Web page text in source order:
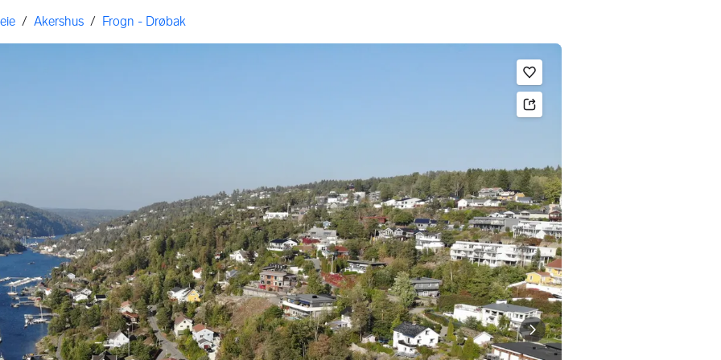
/ Akershus / Frogn - Drøbak
Legg til som favoritt.